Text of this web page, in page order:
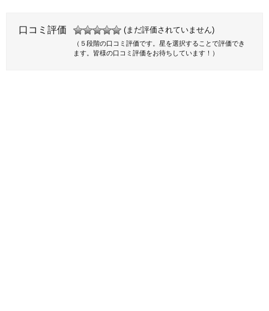
口コミ評価 (まだ評価されていません)
（５段階の口コミ評価です。星を選択することで評価でき
ます。皆様の口コミ評価をお待ちしています！）